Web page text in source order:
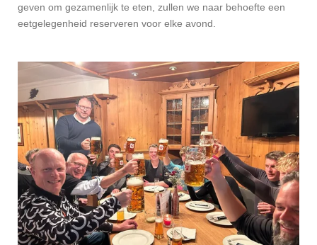
geven om gezamenlijk te eten, zullen we naar behoefte een
eetgelegenheid reserveren voor elke avond.